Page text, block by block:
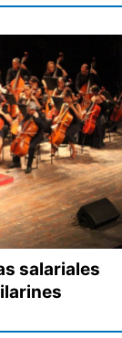
salariales